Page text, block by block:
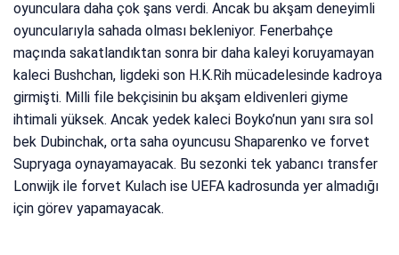
oyunculara daha çok şans verdi. Ancak bu akşam deneyimli
oyuncularıyla sahada olması bekleniyor. Fenerbahçe
maçında sakatlandıktan sonra bir daha kaleyi koruyamayan
kaleci Bushchan, ligdeki son H.K.Rih mücadelesinde kadroya
girmişti. Milli file bekçisinin bu akşam eldivenleri giyme
ihtimali yüksek. Ancak yedek kaleci Boyko’nun yanı sıra sol
bek Dubinchak, orta saha oyuncusu Shaparenko ve forvet
Supryaga oynayamayacak. Bu sezonki tek yabancı transfer
Lonwijk ile forvet Kulach ise UEFA kadrosunda yer almadığı
için görev yapamayacak.